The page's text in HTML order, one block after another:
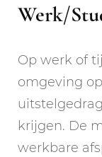
Werk/
Op werk of
omgeving
krijgen. De
werkbare